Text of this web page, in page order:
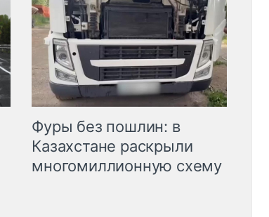
Фуры без пошлин: в
Казахстане раскрыли
многомиллионную схему